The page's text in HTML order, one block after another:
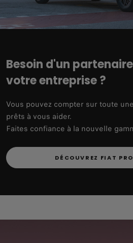
Besoin d'un
votre entreprise ?
Vous pouvez compter sur toute
prêts à vous aider.
Faites confiance à la nouvelle
DÉCOUVREZ FIAT